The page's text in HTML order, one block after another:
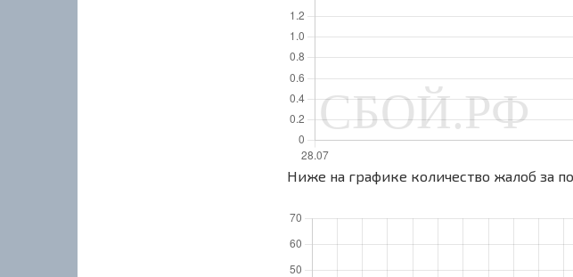
Ниже на графике количество жалоб за